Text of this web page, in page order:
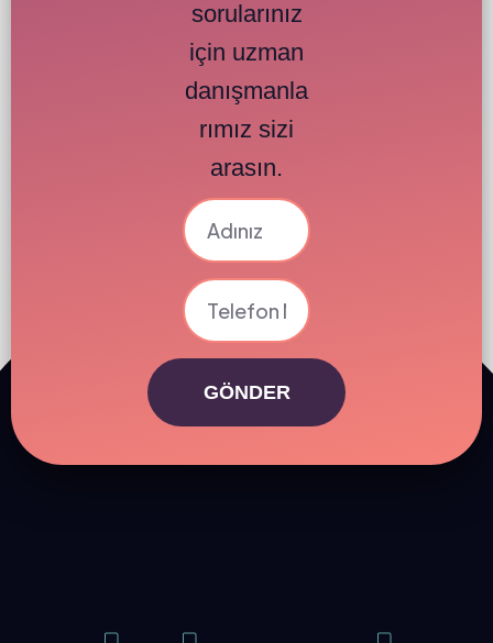
sorularınız
için uzman
danışmanla
rımız sizi
arasın.
GÖNDER